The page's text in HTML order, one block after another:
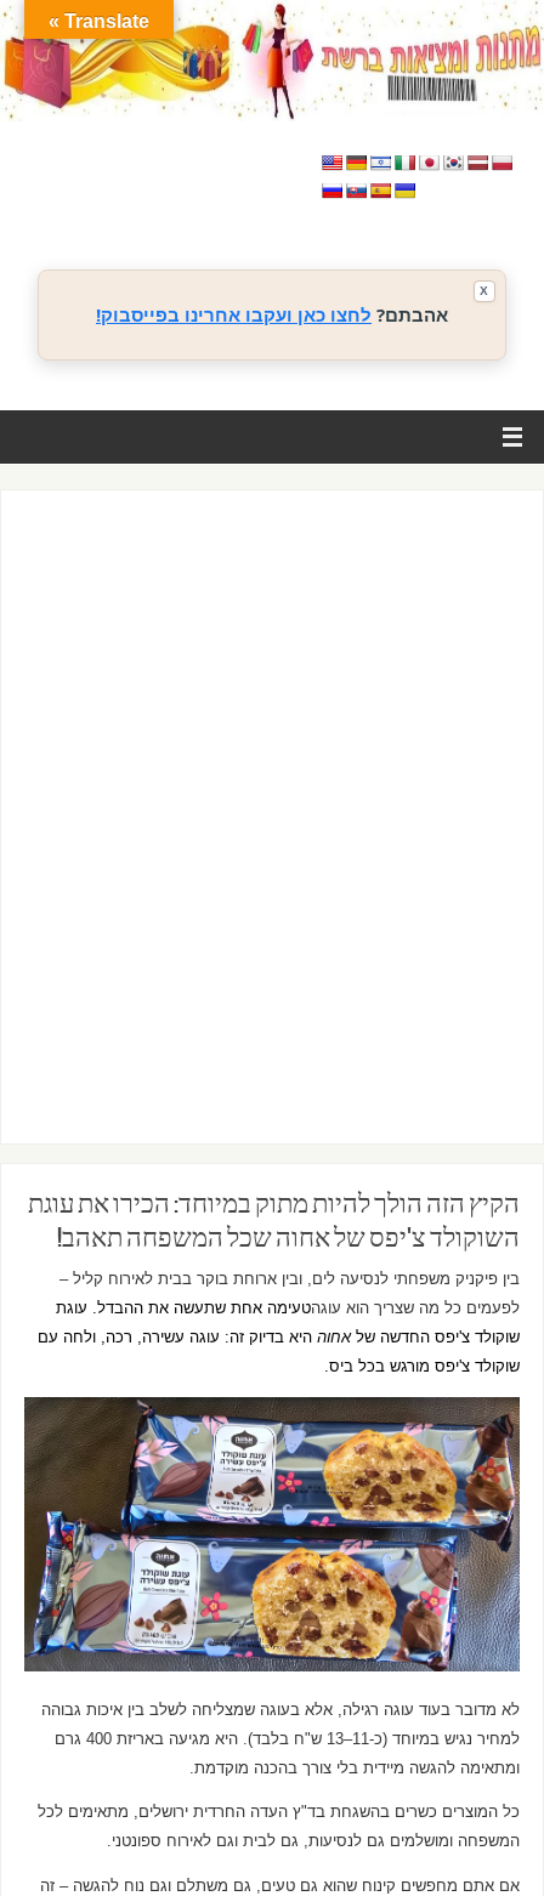
אהבתם? לחצו כאן ועקבו אחרינו בפייסבוק!
X
הקיץ הזה הולך להיות מתוק במיוחד: הכירו את עוגת
השוקולד צ'יפס של אחוה שכל המשפחה תאהב!
בין פיקניק משפחתי לנסיעה לים, ובין ארוחת בוקר בבית לאירוח קליל –
לפעמים כל מה שצריך הוא עוגהטעימה אחת שתעשה את ההבדל. עוגת
שוקולד צ'יפס החדשה שלאחוההיא בדיוק זה: עוגה עשירה, רכה, ולחה עם
שוקולד צ'יפס מורגש בכל ביס.
לא מדובר בעוד עוגה רגילה, אלא בעוגה שמצליחה לשלב בין איכות גבוהה
למחיר נגיש במיוחד (כ-11–13 ש"ח בלבד). היא מגיעה באריזת 400 גרם
ומתאימה להגשה מיידית בלי צורך בהכנה מוקדמת.
כל המוצרים כשרים בהשגחת בד"ץ העדה החרדית ירושלים, מתאימים לכל
המשפחה ומושלמים גם לנסיעות, גם לבית וגם לאירוח ספונטני.
אם אתם מחפשים קינוח שהוא גם טעים, גם משתלם וגם נוח להגשה – זה
Translate »